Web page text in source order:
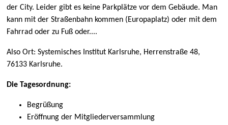
der City. Leider gibt es keine Parkplätze vor dem Gebäude. Man
kann mit der Straßenbahn kommen (Europaplatz) oder mit dem
Fahrrad oder zu Fuß oder....
Also Ort: Systemisches Institut Karlsruhe, Herrenstraße 48,
76133 Karlsruhe.
Die Tagesordnung:
Begrüßung
Eröffnung der Mitgliederversammlung